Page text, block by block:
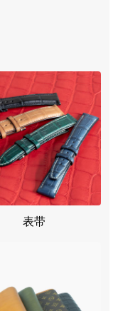
表带